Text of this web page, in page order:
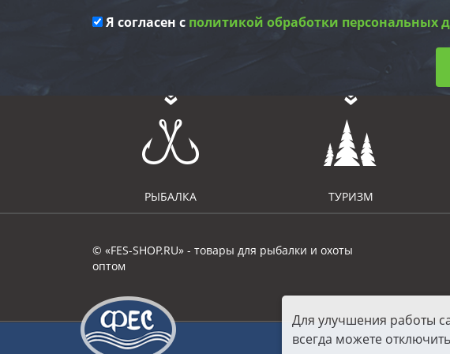
Я согласен с политикой обработки персональных
РЫБАЛКА ТУРИЗМ
© «FES-SHOP.RU» - товары для рыбалки и охоты
оптом
Для улучшения работы
всегда можете